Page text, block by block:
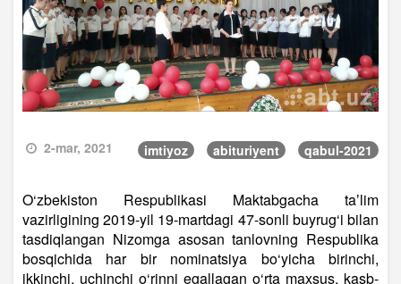
2-mar, 2021 imtiyoz abituriyent qabul-2021
O‘zbekiston Respublikasi Maktabgacha taʼlim
vazirligining 2019-yil 19-martdagi 47-sonli buyrug‘i bilan
tasdiqlangan Nizomga asosan tanlovning Respublika
bosqichida har bir nominatsiya bo‘yicha birinchi,
ikkinchi, uchinchi o‘rinni egallagan o‘rta maxsus, kasb-